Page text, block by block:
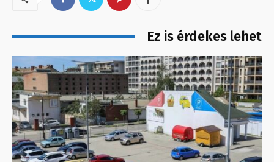
Ez is érdekes lehet